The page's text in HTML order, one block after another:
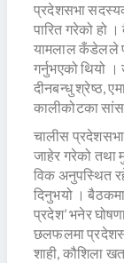
प्रदेशसभा
पारित गरेको हो
यामलाल कँडेलले
गर्नुभएको थियो
दीनबन्धु श्रेष्ठ,
कालीकोटका
चालीस
जाहेर गरेको तथा
विक अनुपस्थित
दिनुभयो ।
प्रदेश’ भनेर
छलफलमा
शाही, कौशिला